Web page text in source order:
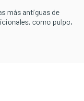
más antiguas de
como pulpo,